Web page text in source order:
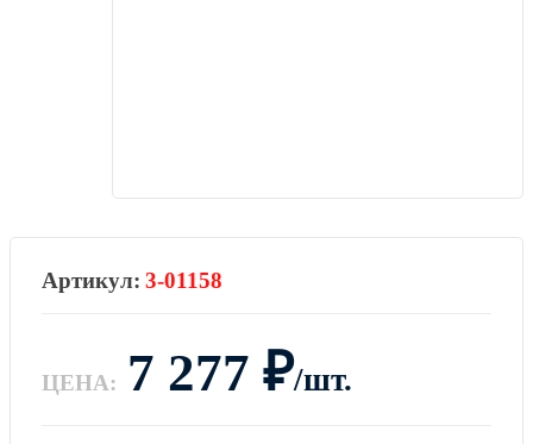
3-01158
ЦЕНА: 7 277₽/шт.